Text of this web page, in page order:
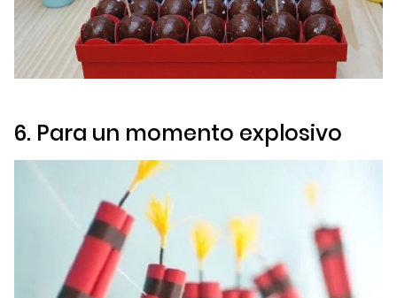
6. Para un momento explosivo